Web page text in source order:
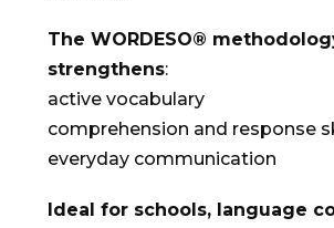
The WORDESO®
strengthens:
active vocabulary
comprehension and response
everyday communication
Ideal for schools, language